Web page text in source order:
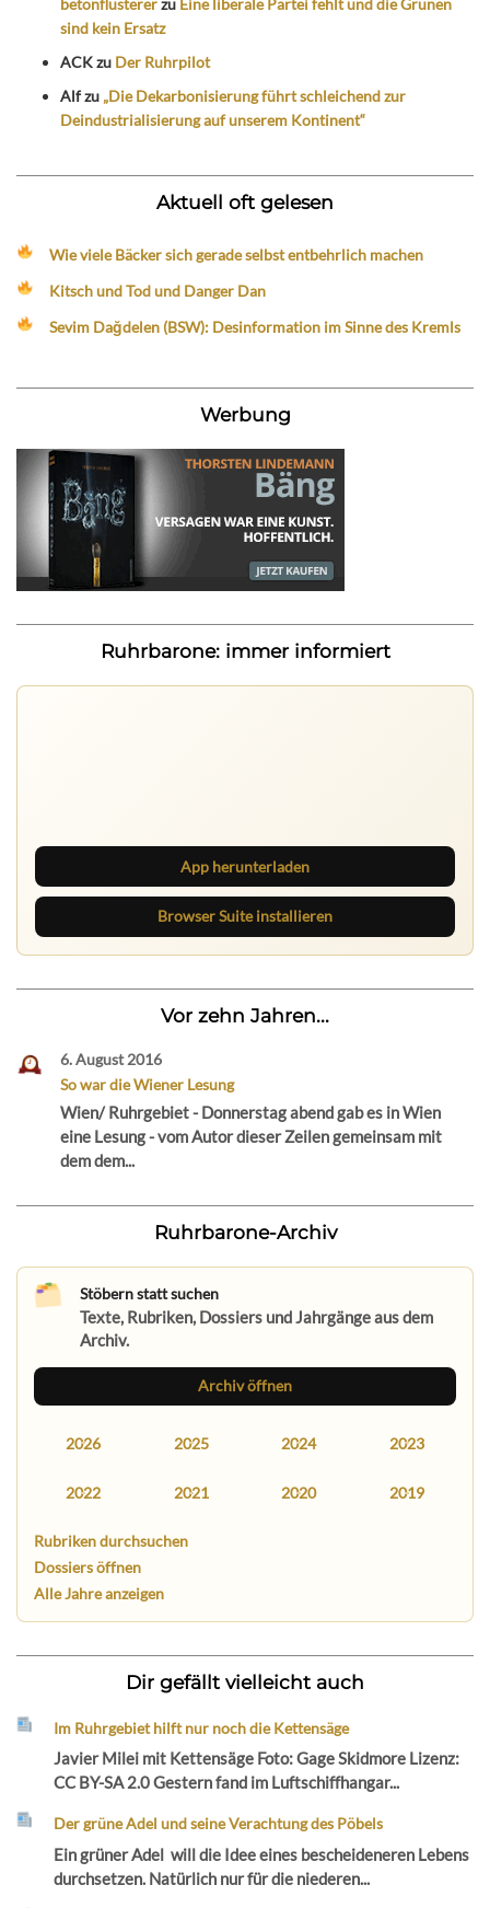
betonflüstererzu Eine liberale Partei fehlt und die Grünen
sind kein Ersatz
ACKzu Der Ruhrpilot
Alfzu „Die Dekarbonisierung führt schleichend zur
Deindustrialisierung auf unserem Kontinent“
Aktuell oft gelesen
Wie viele Bäcker sich gerade selbst entbehrlich machen
Kitsch und Tod und Danger Dan
Sevim Dağdelen (BSW): Desinformation im Sinne des Kremls
Werbung
Ruhrbarone: immer informiert
App herunterladen
Browser Suite installieren
Vor zehn Jahren...
6. August 2016
So war die Wiener Lesung
Wien/ Ruhrgebiet - Donnerstag abend gab es in Wien
eine Lesung - vom Autor dieser Zeilen gemeinsam mit
dem dem...
Ruhrbarone-Archiv
Stöbern statt suchen
Texte, Rubriken, Dossiers und Jahrgänge aus dem
Archiv.
Archiv öffnen
2026 2025 2024 2023
2022 2021 2020 2019
Rubriken durchsuchen
Dossiers öffnen
Alle Jahre anzeigen
Dir gefällt vielleicht auch
Im Ruhrgebiet hilft nur noch die Kettensäge
Javier Milei mit Kettensäge Foto: Gage Skidmore Lizenz:
CC BY-SA 2.0 Gestern fand im Luftschiffhangar...
Der grüne Adel und seine Verachtung des Pöbels
Ein grüner Adel will die Idee eines bescheideneren Lebens
durchsetzen. Natürlich nur für die niederen...